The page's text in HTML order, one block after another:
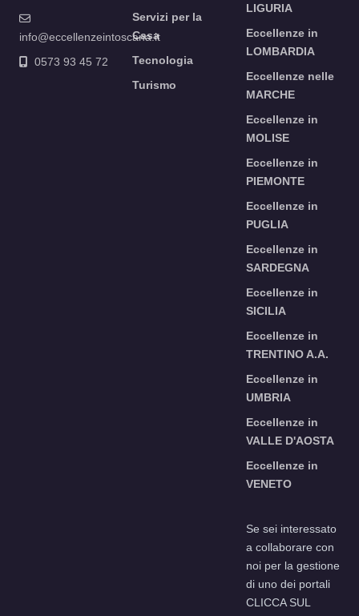
info@eccellenzeintoscana.it
0573 93 45 72
Servizi per la
Casa
Tecnologia
Turismo
LIGURIA
Eccellenze in
LOMBARDIA
Eccellenze nelle
MARCHE
Eccellenze in
MOLISE
Eccellenze in
PIEMONTE
Eccellenze in
PUGLIA
Eccellenze in
SARDEGNA
Eccellenze in
SICILIA
Eccellenze in
TRENTINO A.A.
Eccellenze in
UMBRIA
Eccellenze in
VALLE D'AOSTA
Eccellenze in
VENETO
Se sei interessato
a collaborare con
noi per la gestione
di uno dei portali
CLICCA SUL